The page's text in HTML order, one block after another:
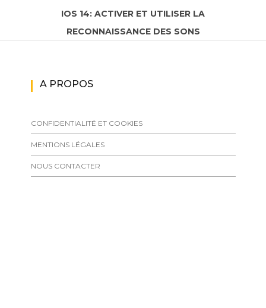
IOS 14: ACTIVER ET UTILISER LA
RECONNAISSANCE DES SONS
A PROPOS
CONFIDENTIALITÉ ET COOKIES
MENTIONS LÉGALES
NOUS CONTACTER